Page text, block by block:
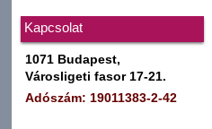
Kapcsolat
1071 Budapest,
Városligeti fasor 17-21.
Adószám: 19011383-2-42